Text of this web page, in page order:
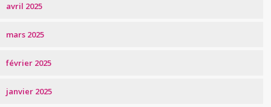
avril 2025
mars 2025
février 2025
janvier 2025